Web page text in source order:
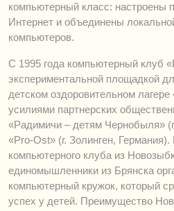
компьютерный класс: настроены
Интернет и объединены
компьютеров.
С 1995 года компьютерный клуб
экспериментальной площадкой
детском оздоровительном
усилиями партнерских
«Радимичи – детям Чернобыля»
«Pro-Ost» (г. Золинген,
компьютерного клуба из
единомышленники из Брянска
компьютерный кружок, который
успех у детей. Преимущество